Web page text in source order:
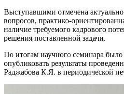
Выступавшими отмечена
вопросов, практико-
наличие требуемого кадрового
решения поставленной задачи.
По итогам научного семинара
опубликовать результаты
Раджабова К.Я. в периодической